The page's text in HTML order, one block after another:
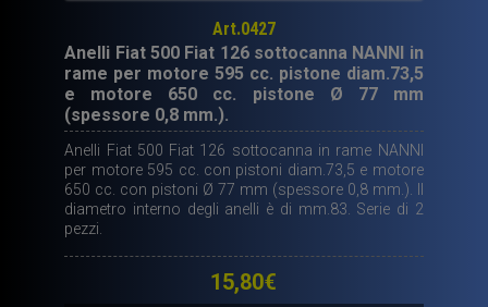
Art.0427
Anelli Fiat 500 Fiat 126 sottocanna NANNI in
rame per motore 595 cc. pistone diam.73,5
e motore 650 cc. pistone Ø 77 mm
(spessore 0,8 mm.).
Anelli Fiat 500 Fiat 126 sottocanna in rame NANNI
per motore 595 cc. con pistoni diam.73,5 e motore
650 cc. con pistoni Ø 77 mm (spessore 0,8 mm.). Il
diametro interno degli anelli è di mm.83. Serie di 2
pezzi.
15,80€